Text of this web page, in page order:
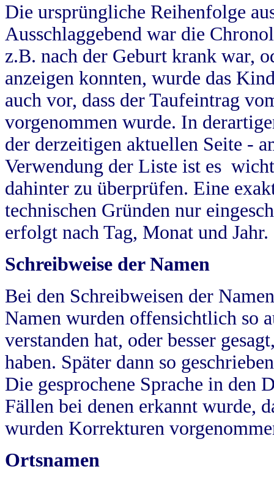
Die ursprüngliche Reihenfolge
Ausschlaggebend war die
z.B. nach der Geburt krank war,
anzeigen konnten, wurde das
auch vor, dass der Taufeintrag
vorgenommen wurde. In
der derzeitigen aktuellen Seite -
Verwendung der Liste ist es
dahinter zu überprüfen. Eine
technischen Gründen nur
erfolgt nach Tag, Monat und Jahr.
Schreibweise der Namen
Bei den Schreibweisen der
Namen wurden offensichtlich so
verstanden hat, oder besser
haben. Später dann so
Die gesprochene Sprache in
Fällen bei denen erkannt wurde,
wurden Korrekturen
Ortsnamen